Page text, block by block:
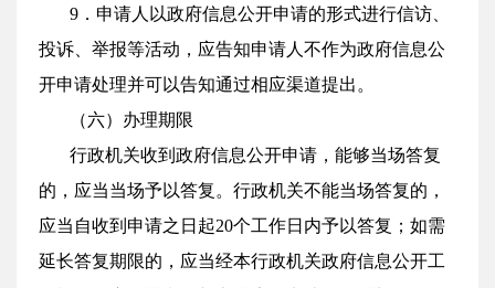
9．申请人以政府信息公开申请的形式进行信访、
投诉、举报等活动，应告知申请人不作为政府信息公
开申请处理并可以告知通过相应渠道提出。
（六）办理期限
行政机关收到政府信息公开申请，能够当场答复
的，应当当场予以答复。行政机关不能当场答复的，
应当自收到申请之日起20个工作日内予以答复；如需
延长答复期限的，应当经本行政机关政府信息公开工